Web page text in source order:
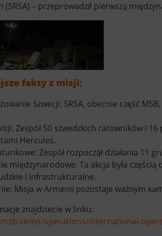
(SRSA) – przeprowadził pierwszą
fakty z misji:
Szwecji: SRSA, obecnie część
Zespół 50 szwedzkich ratowników i
Hercules.
Zespół rozpoczął działania 11
międzynarodowe: Ta akcja była
i infrastrukturalne.
Misja w Armenii pozostaje ważnym
znajdziecie w linku:
en/operations/international-